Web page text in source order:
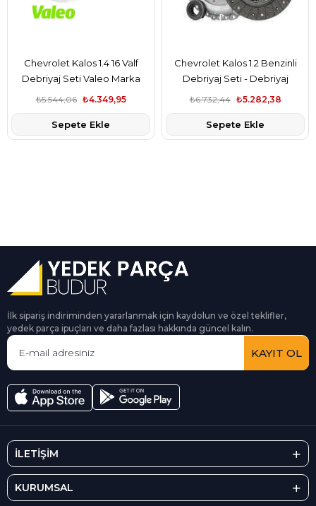
Chevrolet Kalos 1.4 16 Valf
Debriyaj Seti Valeo Marka
₺4.349,95
₺5.544,06
Sepete Ekle
Chevrolet Kalos 1.2 Benzinli
Debriyaj Seti - Debriyaj
Rulmanı Takım Valeo Marka
₺5.282,38
₺6.732,44
Sepete Ekle
İlk sipariş indiriminden yararlanmak için kaydolun ve özel teklifler,
yedek parça ipuçları ve daha fazlası hakkında güncel kalın.
KAYIT OL
İLETİŞİM
KURUMSAL